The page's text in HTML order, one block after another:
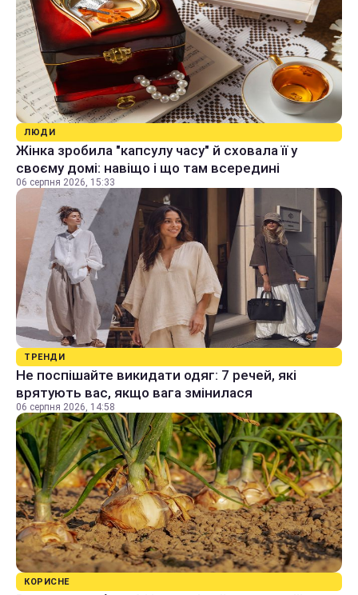
ЛЮДИ
Жінка зробила "капсулу часу" й сховала її у
своєму домі: навіщо і що там всередині
06 серпня 2026, 15:33
ТРЕНДИ
Не поспішайте викидати одяг: 7 речей, які
врятують вас, якщо вага змінилася
06 серпня 2026, 14:58
КОРИСНЕ